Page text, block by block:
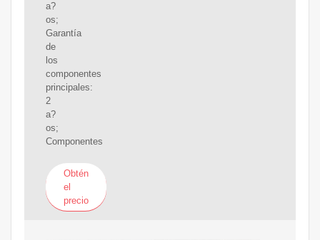
a?
os;
Garantía
de
los
componentes
principales:
2
a?
os;
Componentes
Obtén
el
precio